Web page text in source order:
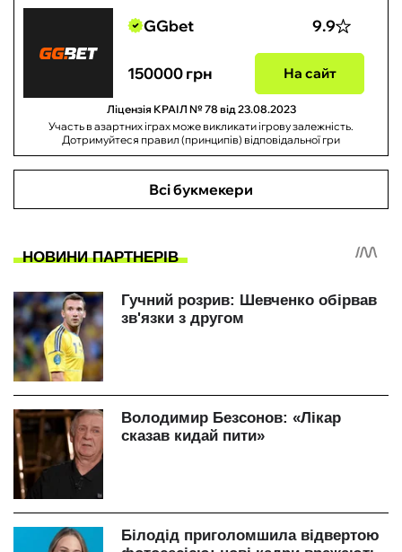
GGbet 9.9
150000 грн На сайт
Ліцензія КРАІЛ № 78 від 23.08.2023
Участь в азартних іграх може викликати ігрову залежність.
Дотримуйтеся правил (принципів) відповідальної гри
Всі букмекери